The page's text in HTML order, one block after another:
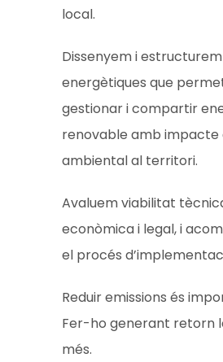
local.
Dissenyem i
energètiques que
gestionar i compartir
renovable amb impacte
ambiental al territori.
Avaluem viabilitat
econòmica i legal, i
el procés
Reduir emissions és
Fer-ho generant retorn
més.